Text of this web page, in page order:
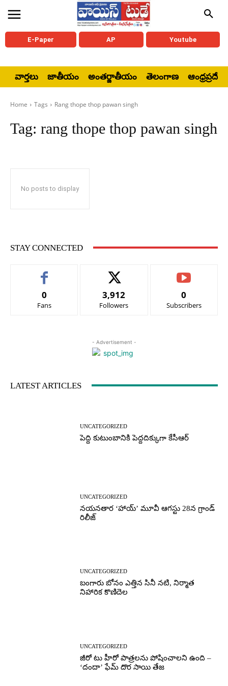
E-Paper AP Youtube
వార్తలు జాతీయం అంతర్జాతీయం తెలంగాణ ఆంధ్రప్రదేశ్
Home Tags Rang thope thop pawan singh
Tag: rang thope thop pawan singh
No posts to display
STAY CONNECTED
0
Fans
3,912
Followers
0
Subscribers
- Advertisement -
LATEST ARTICLES
UNCATEGORIZED
పెద్ది కుటుంబానికి పెద్దదిక్కుగా కేసీఆర్
UNCATEGORIZED
నయనతార ‘హాయ్’ మూవీ ఆగస్టు 28న గ్రాండ్
రిలీజ్
UNCATEGORIZED
బంగారు బోనం ఎత్తిన సినీ నటి, నిర్మాత
నిహారిక కొణిదెల
UNCATEGORIZED
జీరో టు హీరో పాత్రలను పోషించాలని ఉంది –
‘దందా’ ఫేమ్ దొర సాయి తేజ